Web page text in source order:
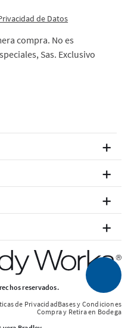
de Datos
compra. No es
Sas. Exclusivo
reservados.
de PrivacidadBases y Condiciones
Compra y Retira en Bodega